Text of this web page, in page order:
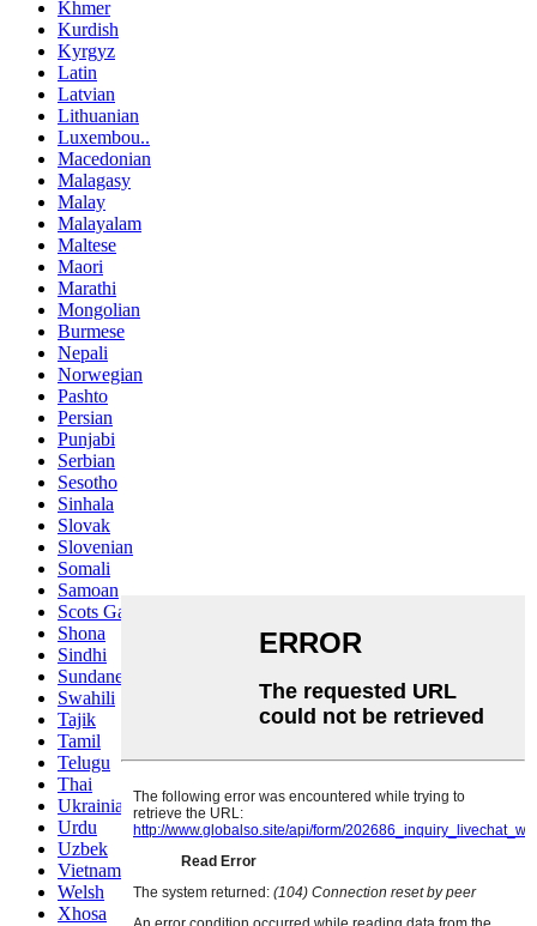
Khmer
Kurdish
Kyrgyz
Latin
Latvian
Lithuanian
Luxembou..
Macedonian
Malagasy
Malay
Malayalam
Maltese
Maori
Marathi
Mongolian
Burmese
Nepali
Norwegian
Pashto
Persian
Punjabi
Serbian
Sesotho
Sinhala
Slovak
Slovenian
Somali
Samoan
Scots Gaelic
Shona
Sindhi
Sundanese
Swahili
Tajik
Tamil
Telugu
Thai
Ukrainian
Urdu
Uzbek
Vietnamese
Welsh
Xhosa